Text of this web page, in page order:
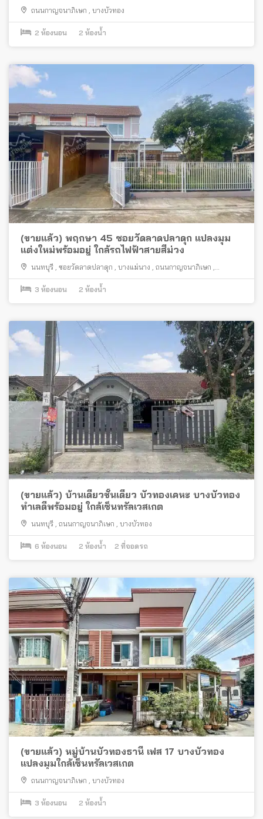
ถนนกาญจนาภิเษก , บางบัวทอง
2 ห้องนอน 2 ห้องน้ำ
(ขายแล้ว) พฤกษา 45 ซอยวัดลาดปลาดุก แปลงมุม
แต่งใหม่พร้อมอยู่ ใกล้รถไฟฟ้าสายสีม่วง
นนทบุรี , ซอยวัดลาดปลาดุก , บางแม่นาง , ถนนกาญจนาภิเษก ,
บางบัวทอง
3 ห้องนอน 2 ห้องน้ำ
(ขายแล้ว) บ้านเดี่ยวชั้นเดียว บัวทองเคหะ บางบัวทอง
ทำเลดีพร้อมอยู่ ใกล้เซ็นทรัลเวสเกต
นนทบุรี , ถนนกาญจนาภิเษก , บางบัวทอง
6 ห้องนอน 2 ห้องน้ำ 2 ที่จอดรถ
(ขายแล้ว) หมู่บ้านบัวทองธานี เฟส 17 บางบัวทอง
แปลงมุมใกล้เซ็นทรัลเวสเกต
ถนนกาญจนาภิเษก , บางบัวทอง
3 ห้องนอน 2 ห้องน้ำ